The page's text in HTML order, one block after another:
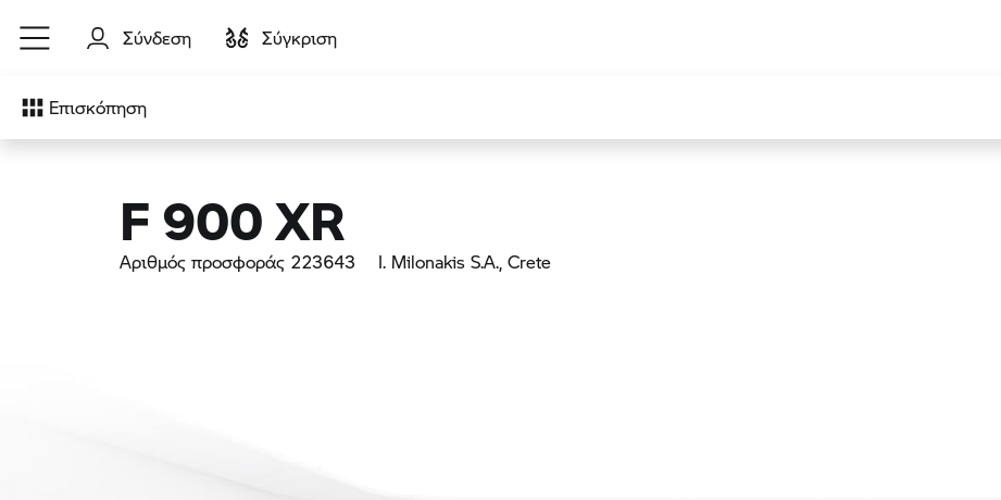
Μετάβαση στο κύριο περιεχόμενο
Σύνδεση Σύγκριση
Επισκόπηση
F 900 XR
Αριθμός προσφοράς 223643 I. Milonakis S.A., Crete